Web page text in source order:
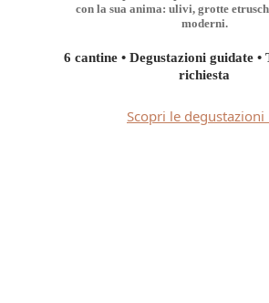
con la sua anima: ulivi, grotte
moderni.
6 cantine • Degustazioni guidate •
richiesta
Scopri le